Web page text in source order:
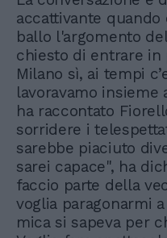
accattivante
ballo l'argomento
chiesto di entrare in
Milano sì, ai tempi
lavoravamo insieme
ha raccontato
sorridere i
sarebbe piaciuto
sarei capace", ha
faccio parte della
voglia paragonarmi
mica si sapeva per